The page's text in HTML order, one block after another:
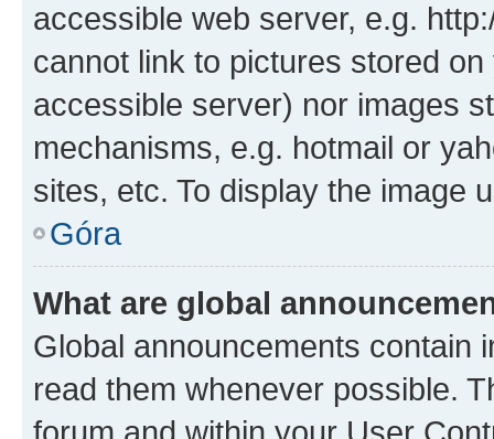
accessible web server, e.g.
cannot link to pictures stored
accessible server) nor images
mechanisms, e.g. hotmail or
sites, etc. To display the image
Góra
What are global
Global announcements contain
read them whenever possible.
forum and within your User